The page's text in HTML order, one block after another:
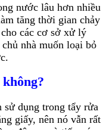
nước lâu hơn nhiều
tăng thời gian chảy
các cơ sở xử lý
nhà muốn loại bỏ
dụng trong tẩy rửa
giấy, nên nó vẫn rất